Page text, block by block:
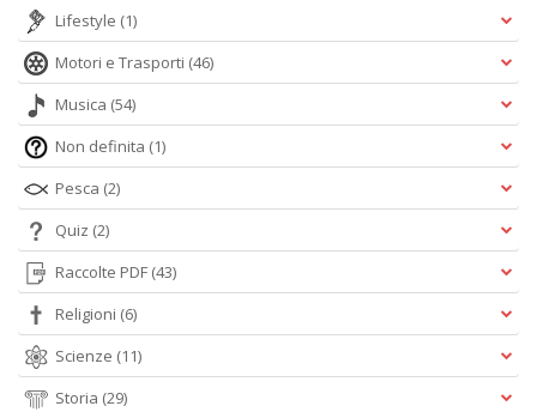
Lifestyle (1)
Motori e Trasporti (46)
Musica (54)
Non definita (1)
Pesca (2)
Quiz (2)
Raccolte PDF (43)
Religioni (6)
Scienze (11)
Storia (29)